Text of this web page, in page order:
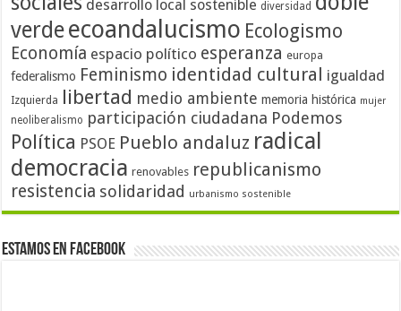
desarrollo local sostenible diversidad
verdeecoandalucismo Ecologismo
Economía espacio político esperanza europa
federalismo Feminismo identidad cultural igualdad
Izquierda libertad medio ambiente memoria histórica mujer
neoliberalismo participación ciudadana Podemos
Política PSOE Pueblo andaluz radical
democracia renovables republicanismo
resistencia solidaridad urbanismo sostenible
Estamos en Facebook